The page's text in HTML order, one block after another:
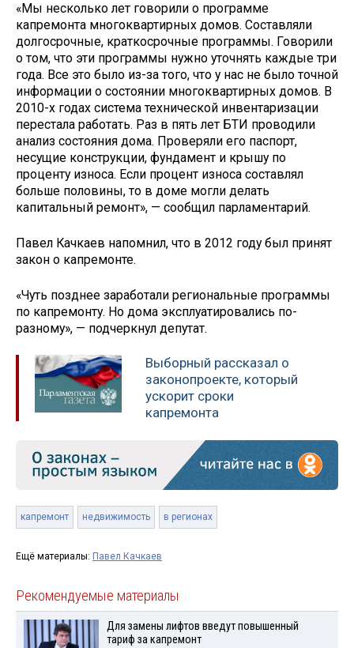
«Мы несколько лет говорили о программе
капремонта многоквартирных домов. Составляли
долгосрочные, краткосрочные программы. Говорили
о том, что эти программы нужно уточнять каждые три
года. Все это было из-за того, что у нас не было точной
информации о состоянии многоквартирных домов. В
2010-х годах система технической инвентаризации
перестала работать. Раз в пять лет БТИ проводили
анализ состояния дома. Проверяли его паспорт,
несущие конструкции, фундамент и крышу по
проценту износа. Если процент износа составлял
больше половины, то в доме могли делать
капитальный ремонт», — сообщил парламентарий.
Павел Качкаев напомнил, что в 2012 году был принят
закон о капремонте.
«Чуть позднее заработали региональные программы
по капремонту. Но дома эксплуатировались по-
разному», — подчеркнул депутат.
Выборный рассказал о
законопроекте, который
ускорит сроки
капремонта
капремонт недвижимость в регионах
Ещё материалы: Павел Качкаев
Рекомендуемые материалы
Для замены лифтов введут повышенный
тариф за капремонт